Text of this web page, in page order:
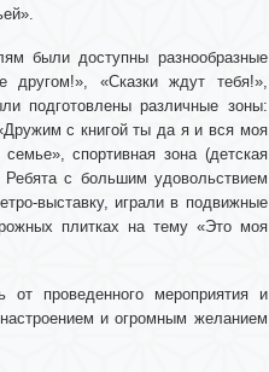
были доступны разнообразные
«Сказки ждут тебя!»,
подготовлены различные зоны:
с книгой ты да я и вся моя
спортивная зона (детская
с большим удовольствием
выставку, играли в подвижные
плитках на тему «Это моя
проведенного мероприятия и
и огромным желанием